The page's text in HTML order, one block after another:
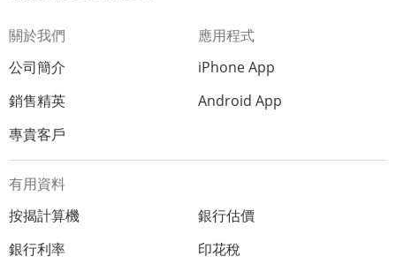
關於我們
公司簡介
銷售精英
專貴客戶
應用程式
iPhone App
Android App
有用資料
按揭計算機
銀行估價
銀行利率
印花稅